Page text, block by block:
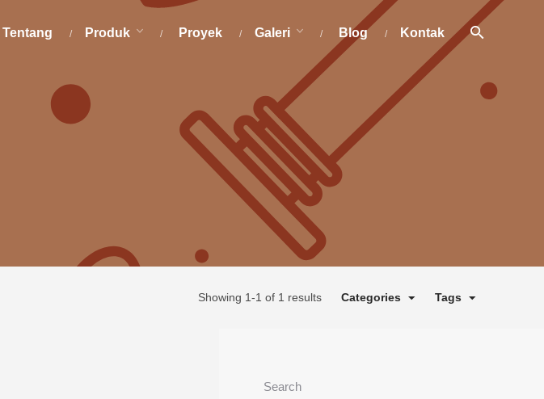
Tentang Produk Proyek Galeri Blog Kontak
Showing 1-1 of 1 results Categories Tags
Search